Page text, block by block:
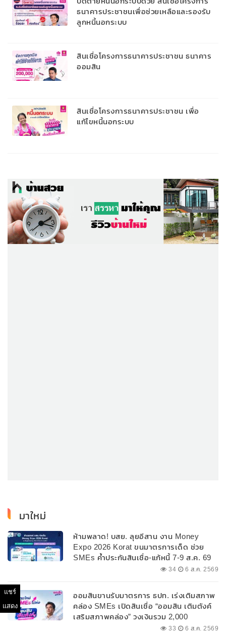
ธนาคารประชาชนเพื่อช่วยเหลือและรองรับ
ลูกหนี้นอกระบบ
สินเชื่อโครงการธนาคารประชาชน ธนาคาร
ออมสิน
สินเชื่อโครงการธนาคารประชาชน เพื่อ
แก้ไขหนี้นอกระบบ
แชร์
แสดง
มาใหม่
ห้ามพลาด! บสย. ลุยอีสาน งาน Money
Expo 2026 Korat ขนมาตรการเด็ด ช่วย
SMEs ค้ำประกันสินเชื่อ-แก้หนี้ 7-9 ส.ค. 69
34 6 ส.ค. 2569
ออมสินขานรับมาตรการ ธปท. เร่งเติมสภาพ
คล่อง SMEs เปิดสินเชื่อ “ออมสิน เติมตังค์
เสริมสภาพคล่อง” วงเงินรวม 2,000
ลบ.สนับสนุนเงินทุนหมุนเวียนวงเงินกู้สูงสุด
33 6 ส.ค. 2569